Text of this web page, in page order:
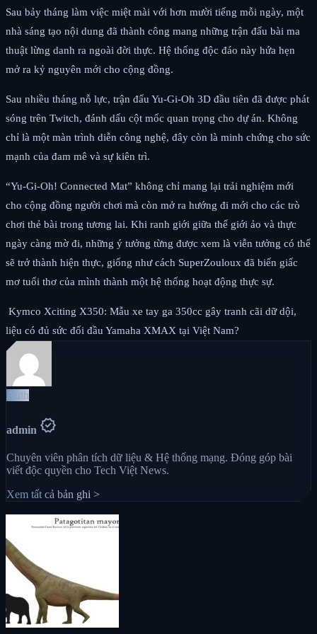
Sau bảy tháng làm việc miệt mài với hơn mười tiếng mỗi ngày, một
nhà sáng tạo nội dung đã thành công mang những trận đấu bài ma
thuật lừng danh ra ngoài đời thực. Hệ thống độc đáo này hứa hẹn
mở ra kỷ nguyên mới cho cộng đồng.
Sau nhiều tháng nỗ lực, trận đấu Yu-Gi-Oh 3D đầu tiên đã được phát
sóng trên Twitch, đánh dấu cột mốc quan trọng cho dự án. Không
chỉ là một màn trình diễn công nghệ, đây còn là minh chứng cho sức
mạnh của đam mê và sự kiên trì.
“Yu-Gi-Oh! Connected Mat” không chỉ mang lại trải nghiệm mới
cho cộng đồng người chơi mà còn mở ra hướng đi mới cho các trò
chơi thẻ bài trong tương lai. Khi ranh giới giữa thế giới ảo và thực
ngày càng mờ đi, những ý tưởng từng được xem là viễn tưởng có thể
sẽ trở thành hiện thực, giống như cách SuperZouloux đã biến giấc
mơ tuổi thơ của mình thành một hệ thống hoạt động thực sự.
Kymco Xciting X350: Mẫu xe tay ga 350cc gây tranh cãi dữ dội,
liệu có đủ sức đối đầu Yamaha XMAX tại Việt Nam?
Auth
admin verified
Chuyên viên phân tích dữ liệu & Hệ thống mạng. Đóng góp bài
viết độc quyền cho Tech Việt News.
Xem tất cả bản ghi >